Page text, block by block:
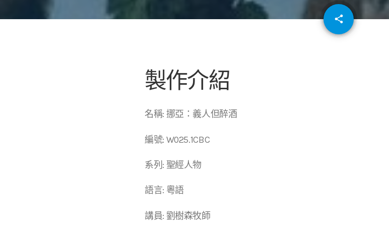
share
email
製作介紹
名稱: 挪亞：義人但醉酒
編號: W025.1CBC
系列: 聖經人物
語言: 粵語
講員: 劉樹森牧師